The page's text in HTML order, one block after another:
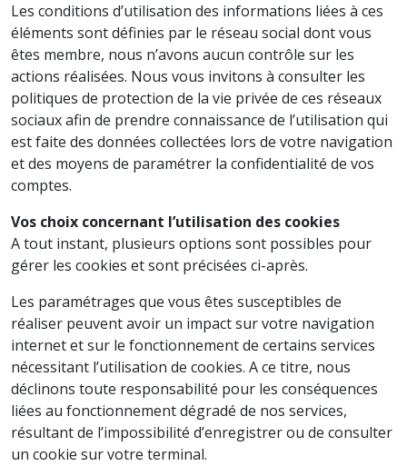
Les conditions d’utilisation des informations liées à ces
éléments sont définies par le réseau social dont vous
êtes membre, nous n’avons aucun contrôle sur les
actions réalisées. Nous vous invitons à consulter les
politiques de protection de la vie privée de ces réseaux
sociaux afin de prendre connaissance de l’utilisation qui
est faite des données collectées lors de votre navigation
et des moyens de paramétrer la confidentialité de vos
comptes.
Vos choix concernant l’utilisation des cookies
A tout instant, plusieurs options sont possibles pour
gérer les cookies et sont précisées ci-après.
Les paramétrages que vous êtes susceptibles de
réaliser peuvent avoir un impact sur votre navigation
internet et sur le fonctionnement de certains services
nécessitant l’utilisation de cookies. A ce titre, nous
déclinons toute responsabilité pour les conséquences
liées au fonctionnement dégradé de nos services,
résultant de l’impossibilité d’enregistrer ou de consulter
un cookie sur votre terminal.